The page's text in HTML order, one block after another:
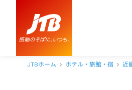
JTBホーム ホテル・旅館・宿 近